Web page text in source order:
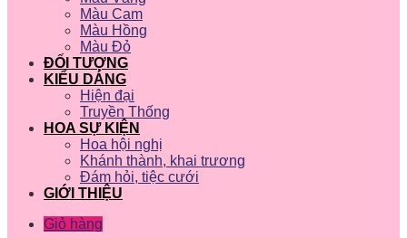
Màu Cam
Màu Hồng
Màu Đỏ
ĐỐI TƯỢNG
KIỂU DÁNG
Hiện đại
Truyền Thống
HOA SỰ KIỆN
Hoa hội nghị
Khánh thành, khai trương
Đám hỏi, tiệc cưới
GIỚI THIỆU
Giỏ hàng